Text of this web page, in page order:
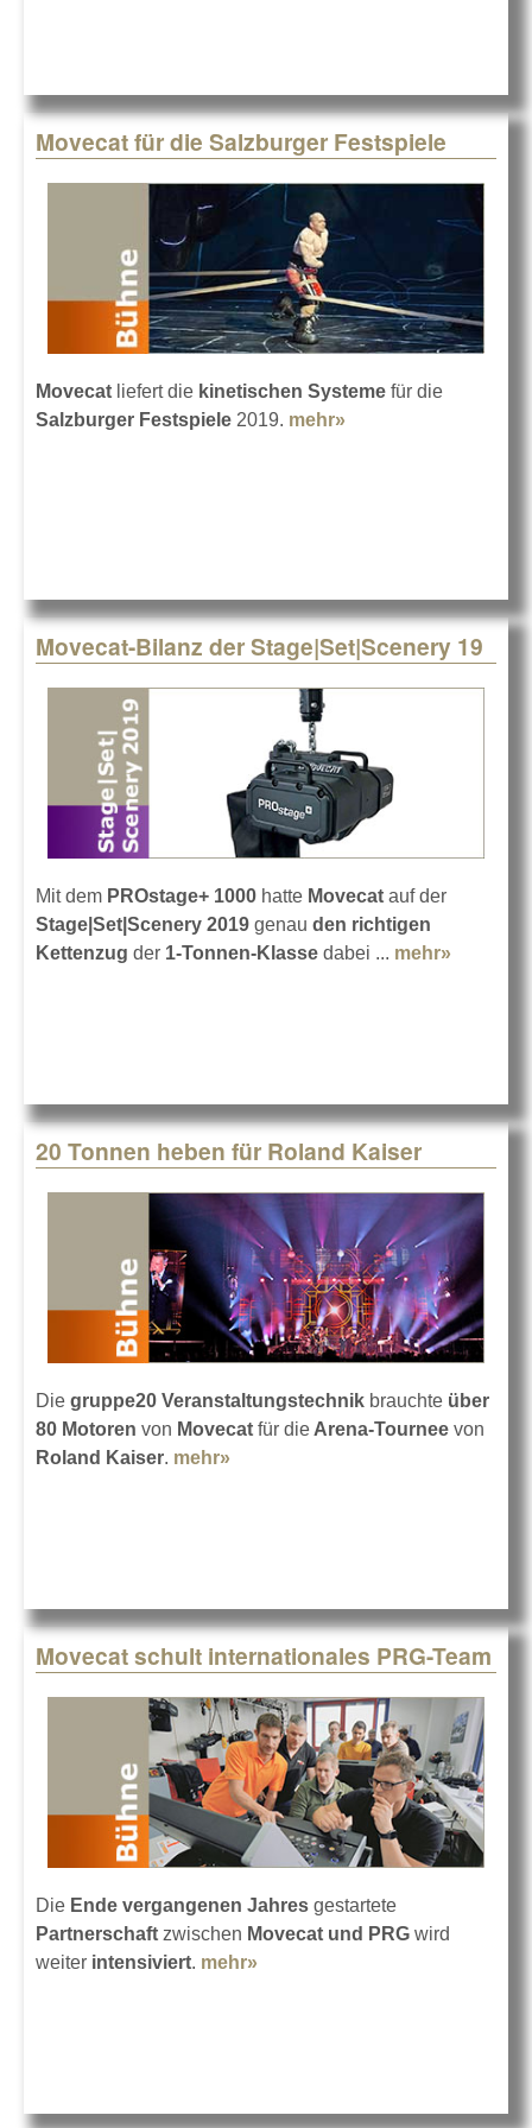
Uni
Movecat für die Salzburger Festspiele
Movecat liefert die kinetischen Systeme für die
Salzburger Festspiele 2019. mehr»
Movecat-Bilanz der Stage|Set|Scenery 19
Mit dem PROstage+ 1000 hatte Movecat auf der
Stage|Set|Scenery 2019 genau den richtigen
Kettenzug der 1-Tonnen-Klasse dabei ... mehr»
20 Tonnen heben für Roland Kaiser
Die gruppe20 Veranstaltungstechnik brauchte über
80 Motoren von Movecat für die Arena-Tournee von
Roland Kaiser. mehr»
Movecat schult internationales PRG-Team
Die Ende vergangenen Jahres gestartete
Partnerschaft zwischen Movecat und PRG wird
weiter intensiviert. mehr»